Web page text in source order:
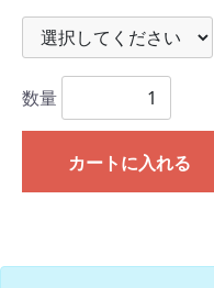
数量
カートに入れる